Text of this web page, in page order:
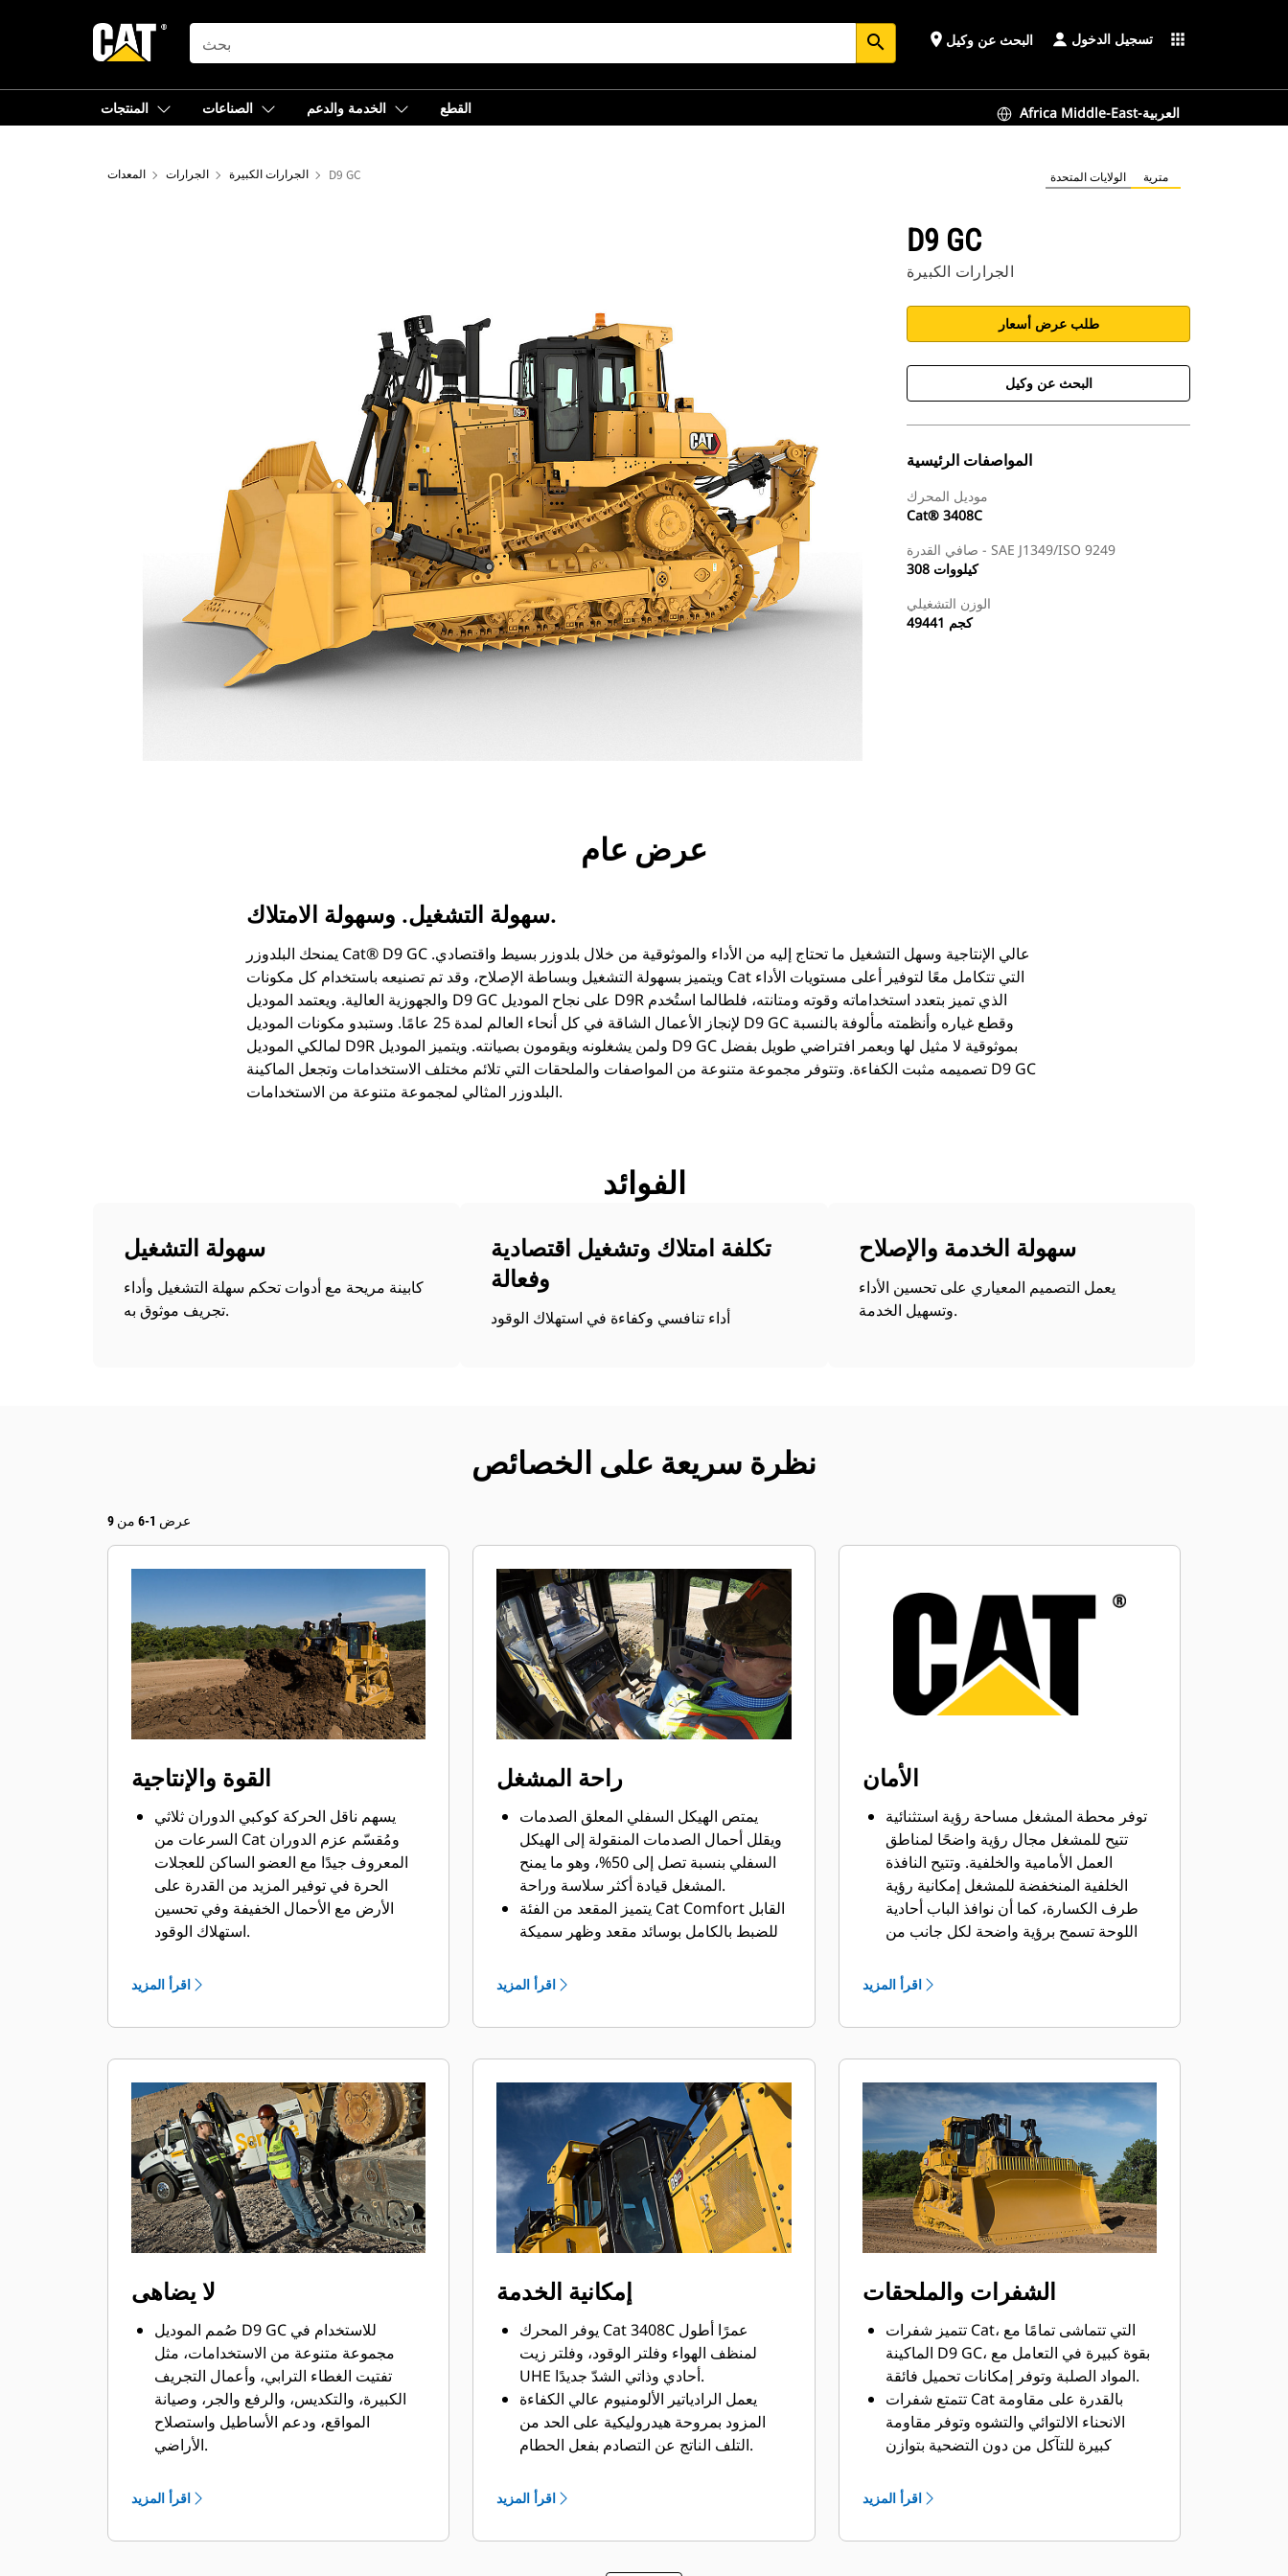
SEARCH search place البحث عن وكيل تسجيل الدخول apps
المنتجات الصناعات الخدمة والدعم القطع Africa Middle-East-العربية
المعدات الجرارات الجرارات الكبيرة D9 GC الولايات المتحدة مترية
D9 GC
الجرارات الكبيرة
طلب عرض أسعار
البحث عن وكيل
المواصفات الرئيسية
موديل المحرك
Cat® 3408C
صافي القدرة - SAE J1349/ISO 9249
308 كيلووات
الوزن التشغيلي
49441 كجم
عرض عام
سهولة التشغيل. وسهولة الامتلاك.
يمنحك البلدوزر Cat® D9 GC عالي الإنتاجية وسهل التشغيل ما تحتاج إليه من الأداء والموثوقية من خلال بلدوزر بسيط واقتصادي.
ويتميز بسهولة التشغيل وبساطة الإصلاح، وقد تم تصنيعه باستخدام كل مكونات Cat التي تتكامل معًا لتوفير أعلى مستويات الأداء
والجهوزية العالية. ويعتمد الموديل D9 GC على نجاح الموديل D9R الذي تميز بتعدد استخداماته وقوته ومتانته، فلطالما استُخدم
لإنجاز الأعمال الشاقة في كل أنحاء العالم لمدة 25 عامًا. وستبدو مكونات الموديل D9 GC وقطع غياره وأنظمته مألوفة بالنسبة
لمالكي الموديل D9R ولمن يشغلونه ويقومون بصيانته. ويتميز الموديل D9 GC بموثوقية لا مثيل لها وبعمر افتراضي طويل بفضل
تصميمه مثبت الكفاءة. وتتوفر مجموعة متنوعة من المواصفات والملحقات التي تلائم مختلف الاستخدامات وتجعل الماكينة D9 GC
البلدوزر المثالي لمجموعة متنوعة من الاستخدامات.
الفوائد
سهولة التشغيل
كابينة مريحة مع أدوات تحكم سهلة التشغيل وأداء
تجريف موثوق به.
تكلفة امتلاك وتشغيل اقتصادية
وفعالة
أداء تنافسي وكفاءة في استهلاك الوقود
سهولة الخدمة والإصلاح
يعمل التصميم المعياري على تحسين الأداء
وتسهيل الخدمة.
نظرة سريعة على الخصائص
عرض 1-6 من 9
القوة والإنتاجية
يسهم ناقل الحركة كوكبي الدوران ثلاثي
السرعات من Cat ومُقسّم عزم الدوران
المعروف جيدًا مع العضو الساكن للعجلات
الحرة في توفير المزيد من القدرة على
الأرض مع الأحمال الخفيفة وفي تحسين
استهلاك الوقود.
بتحسين زاوية ميل الشفرة، وهو ما يسهم
في تحسين التحكم في الحمل وإتاحة إمكانية
حمل المواد بدلاً من مجرد دفعها.
اقرأ المزيد
راحة المشغل
يمتص الهيكل السفلي المعلق الصدمات
ويقلل أحمال الصدمات المنقولة إلى الهيكل
السفلي بنسبة تصل إلى 50%، وهو ما يمنح
المشغل قيادة أكثر سلاسة وراحة.
يتميز المقعد من الفئة Cat Comfort القابل
للضبط بالكامل بوسائد مقعد وظهر سميكة
والفخذين، مع السماح بحركة الذراعين
يحتوي الموديل D9 GC على أذرع يدوية مع
اقرأ المزيد
الأمان
توفر محطة المشغل مساحة رؤية استثنائية
تتيح للمشغل مجال رؤية واضحًا لمناطق
العمل الأمامية والخلفية. وتتيح النافذة
الخلفية المنخفضة للمشغل إمكانية رؤية
طرف الكسارة، كما أن نوافذ الباب أحادية
اللوحة تسمح برؤية واضحة لكل جانب من
يمكن الوصول بسهولة إلى منافذ عمليات
فحص زيت مجموعة نقل الحركة وأخذ
العينات اليومية من منصة الماكينة لزيادة
التثبيت الموجودة على الوقاءات السفلية،
وإزالة نقاط تشحيم أسطوانات الرفع - كلها
عناصر توفر مستوى أعلى من الأمان
للمشغلين ولأفراد الخدمة.
يمكن تجهيز الماكينة D9 GC من المصنع
بمصباح تحذير برتقالي وامض اختياري
وبمصابيح LED لمزيد من الأمان.
اقرأ المزيد
لا يضاهى
صُمم الموديل D9 GC للاستخدام في
مجموعة متنوعة من الاستخدامات، مثل
تفتيت الغطاء الترابي، وأعمال التجريف
الكبيرة، والتكديس، والرفع والجر، وصيانة
المواقع، ودعم الأساطيل واستصلاح
الأراضي.
التي تلائم استخدامات البيئات الباردة
يتيح الهيكل السفلي المعلق بالكامل تماسكًا
اقرأ المزيد
إمكانية الخدمة
يوفر المحرك Cat 3408C عمرًا أطول
لمنظف الهواء وفلتر الوقود، وفلتر زيت
UHE أحادي وذاتي الشدّ جديدًا.
يعمل الرادياتير الألومنيوم عالي الكفاءة
المزود بمروحة هيدروليكية على الحد من
التلف الناتج عن التصادم بفعل الحطام.
الأتربة والرطوبة لتحسين موثوقية النظام
يوجد مجمع الزيت السفلي لناقل الحركة
اقرأ المزيد
الشفرات والملحقات
تتميز شفرات Cat، التي تتماشى تمامًا مع
الماكينة D9 GC، بقوة كبيرة في التعامل مع
المواد الصلبة وتوفر إمكانات تحميل فائقة.
تتمتع شفرات Cat بالقدرة على مقاومة
الانحناء الالتوائي والتشوه وتوفر مقاومة
كبيرة للتآكل من دون التضحية بتوازن
تشتمل خيارات الشفرات على الشفرة
العامة، والشفرة شبه العامة، وشفرة
استصلاح الأراضي، وشفرة الفحم والشفرة
اقرأ المزيد